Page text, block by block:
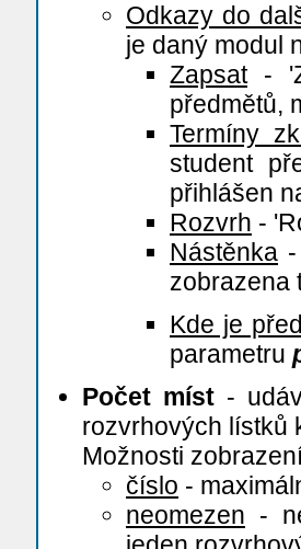
Odkazy do
je daný modul
Zapsat-
předmětů,
Termíny
student
přihlášen
Rozvrh -
Nástěnka
zobrazena
Kde je
parametru
Počet míst-
rozvrhových lístků
Možnosti
číslo -
neomezen -